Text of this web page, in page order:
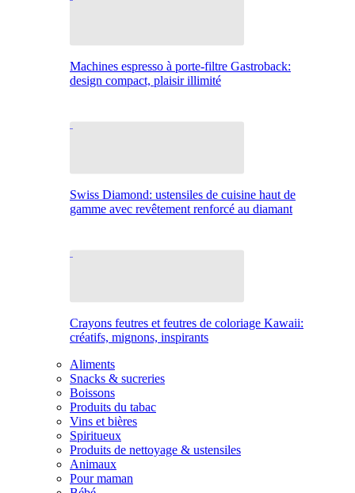
Machines espresso à porte-filtre Gastroback:
design compact, plaisir illimité
Swiss Diamond: ustensiles de cuisine haut de
gamme avec revêtement renforcé au diamant
Crayons feutres et feutres de coloriage Kawaii:
créatifs, mignons, inspirants
Aliments
Snacks & sucreries
Boissons
Produits du tabac
Vins et bières
Spiritueux
Produits de nettoyage & ustensiles
Animaux
Pour maman